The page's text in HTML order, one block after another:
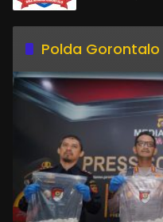
Polda Gorontalo